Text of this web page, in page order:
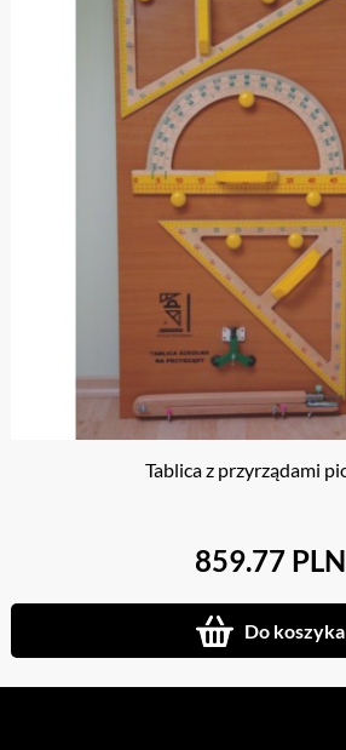
Tablica z przyrządami
859.77 PLN
Do koszyka